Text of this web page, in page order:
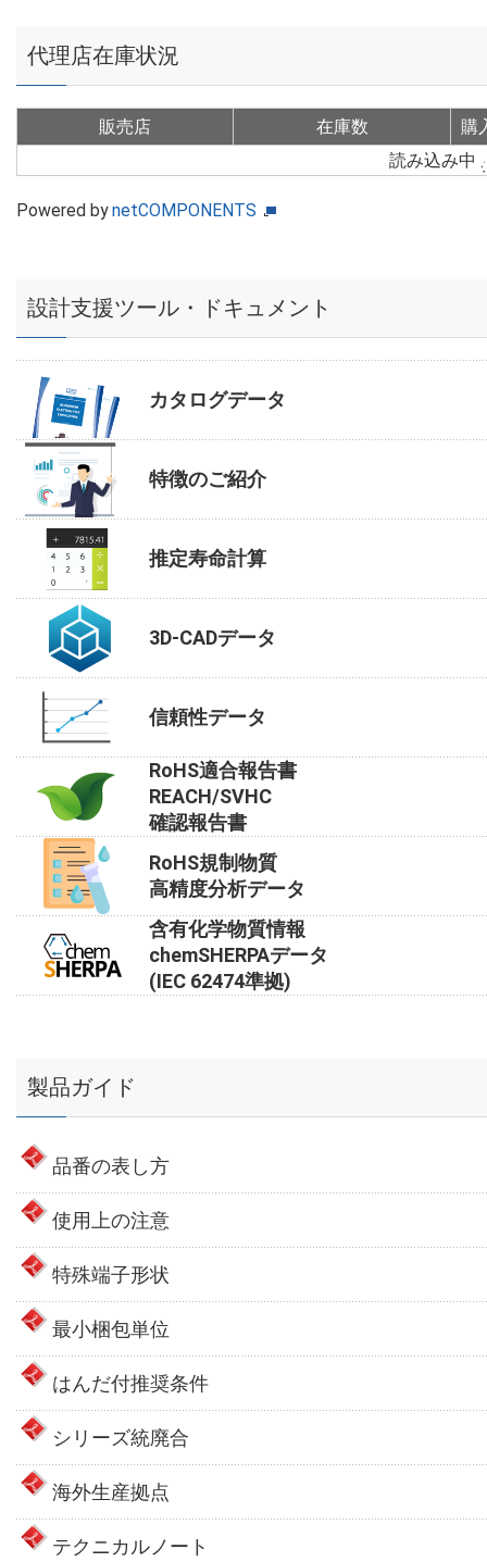
代理店在庫状況
販売店 在庫数
購
読み込み中
Powered bynetCOMPONENTS
設計支援ツール・ドキュメント
カタログデータ
特徴のご紹介
推定寿命計算
3D-CADデータ
信頼性データ
RoHS適合報告書
REACH/SVHC
確認報告書
RoHS規制物質
高精度分析データ
含有化学物質情報
chemSHERPAデータ
(IEC 62474準拠)
製品ガイド
品番の表し方
使用上の注意
特殊端子形状
最小梱包単位
はんだ付推奨条件
シリーズ統廃合
海外生産拠点
テクニカルノート